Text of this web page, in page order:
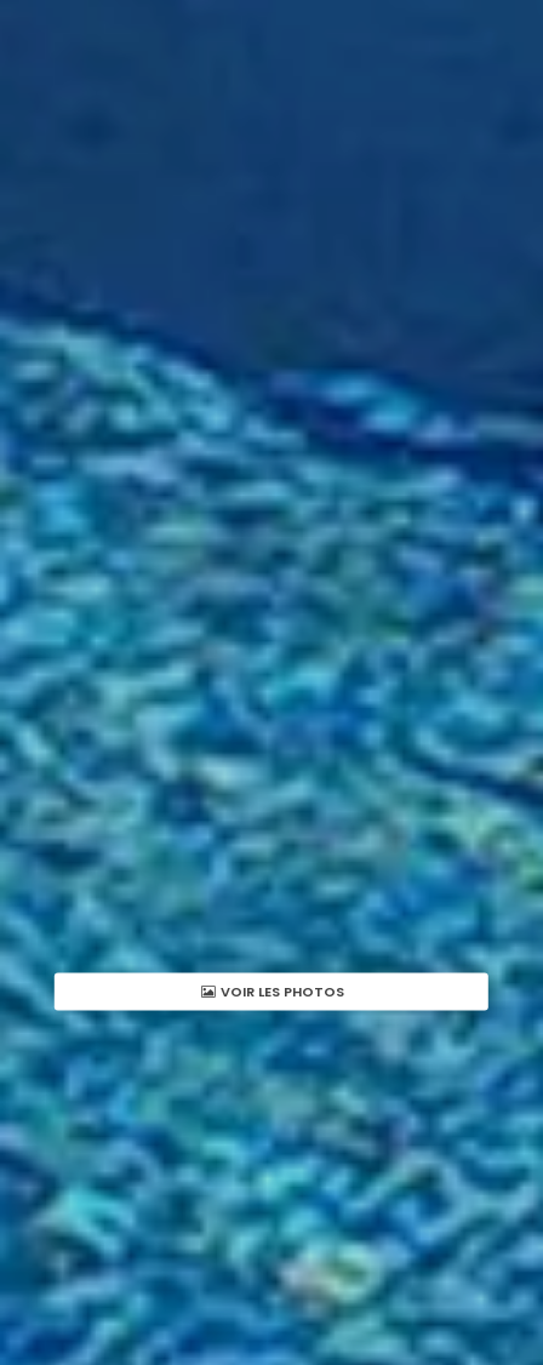
VOIR LES PHOTOS